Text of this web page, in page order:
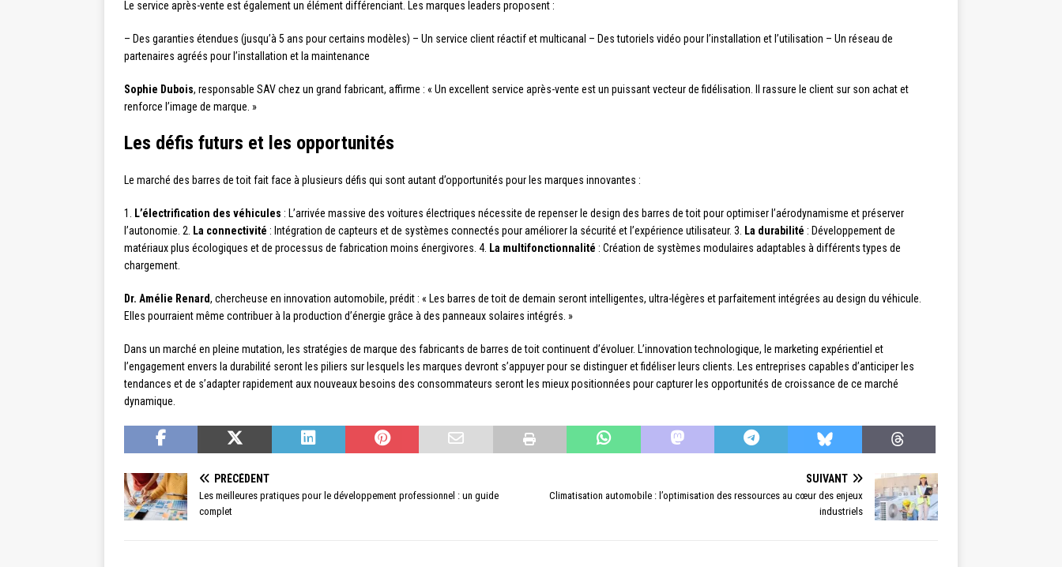
Le service après-vente est également un élément différenciant. Les marques leaders proposent :
– Des garanties étendues (jusqu’à 5 ans pour certains modèles) – Un service client réactif et multicanal – Des tutoriels vidéo pour l’installation et l’utilisation – Un réseau de
partenaires agréés pour l’installation et la maintenance
Sophie Dubois, responsable SAV chez un grand fabricant, affirme : « Un excellent service après-vente est un puissant vecteur de fidélisation. Il rassure le client sur son achat et
renforce l’image de marque. »
Les défis futurs et les opportunités
Le marché des barres de toit fait face à plusieurs défis qui sont autant d’opportunités pour les marques innovantes :
1. L’électrification des véhicules : L’arrivée massive des voitures électriques nécessite de repenser le design des barres de toit pour optimiser l’aérodynamisme et préserver
l’autonomie. 2.
La connectivité : Intégration de capteurs et de systèmes connectés pour améliorer la sécurité et l’expérience utilisateur. 3. La durabilité : Développement de
matériaux plus écologiques et de processus de fabrication moins énergivores. 4. La multifonctionnalité : Création de systèmes modulaires adaptables à différents types de
chargement.
Dr. Amélie Renard, chercheuse en innovation automobile, prédit : « Les barres de toit de demain seront intelligentes, ultra-légères et parfaitement intégrées au design du véhicule.
Elles pourraient même contribuer à la production d’énergie grâce à des panneaux solaires intégrés. »
Dans un marché en pleine mutation, les stratégies de marque des fabricants de barres de toit continuent d’évoluer. L’innovation technologique, le marketing expérientiel et
l’engagement envers la durabilité seront les piliers sur lesquels les marques devront s’appuyer pour se distinguer et fidéliser leurs clients. Les entreprises capables d’anticiper les
tendances et de s’adapter rapidement aux nouveaux besoins des consommateurs seront les mieux positionnées pour capturer les opportunités de croissance de ce marché
dynamique.
PRÉCÉDENT
Les meilleures pratiques pour le développement professionnel : un guide
complet
SUIVANT
Climatisation automobile : l’optimisation des ressources au cœur des enjeux
industriels